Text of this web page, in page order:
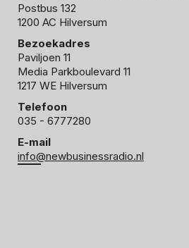
Postbus 132
1200 AC Hilversum
Bezoekadres
Paviljoen 11
Media Parkboulevard 11
1217 WE Hilversum
Telefoon
035 - 6777280
E-mail
info@newbusinessradio.nl